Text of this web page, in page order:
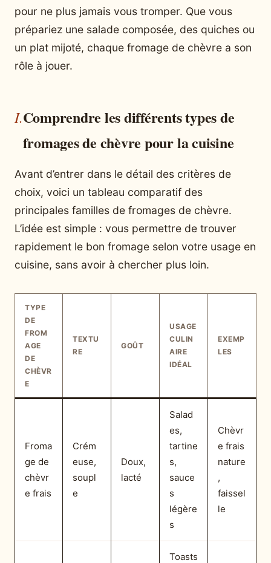
pour ne plus jamais vous tromper. Que vous
prépariez une salade composée, des quiches ou
un plat mijoté, chaque fromage de chèvre a son
rôle à jouer.
Comprendre les différents types de
fromages de chèvre pour la cuisine
Avant d’entrer dans le détail des critères de
choix, voici un tableau comparatif des
principales familles de fromages de chèvre.
L’idée est simple : vous permettre de trouver
rapidement le bon fromage selon votre usage en
cuisine, sans avoir à chercher plus loin.
TYPE
DE
FROM
AGE
DE
CHÈVR
E
TEXTU
RE
GOÛT
USAGE
CULIN
AIRE
IDÉAL
EXEMP
LES
Froma
ge de
chèvr
e frais
Crém
euse,
soupl
e
Doux,
lacté
Salad
es,
tartine
s,
sauce
s
légère
s
Chèvr
e frais
nature
,
faissel
le
Toasts